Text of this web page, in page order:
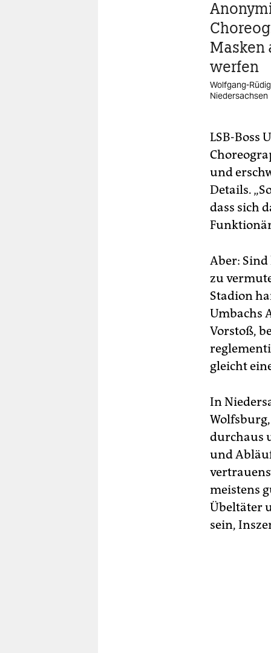
Masken
werfen
Wolfgang-
Niedersachsen
LSB-Boss
und
Details.
dass sich
Aber:
zu
Stadion
Umbachs
Vorstoß,
gleicht
In
durchaus
und
meistens
Übeltäter
sein,